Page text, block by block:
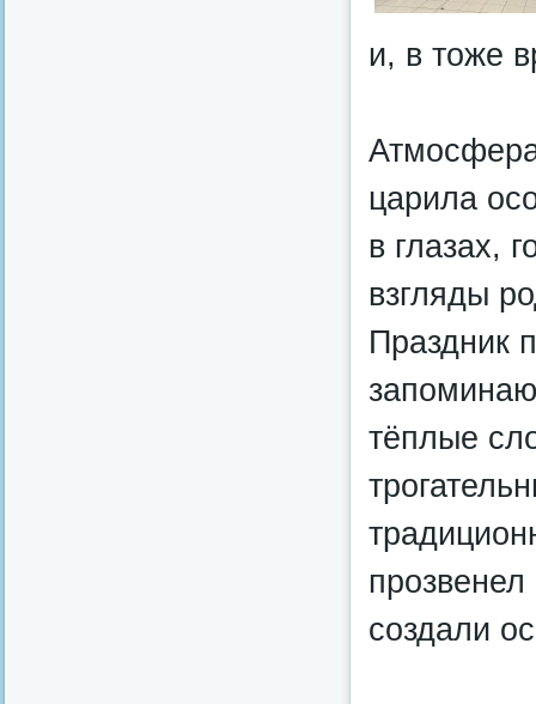
и, в тоже
царила
в глазах,
взгляды
Праздник
тёплые
создали